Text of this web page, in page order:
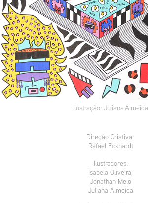
Ilustração: Juliana Almeida
Direção Criativa:
Rafael Eckhardt
Ilustradores:
Isabela Oliveira,
Jonathan Melo
Juliana Almeida